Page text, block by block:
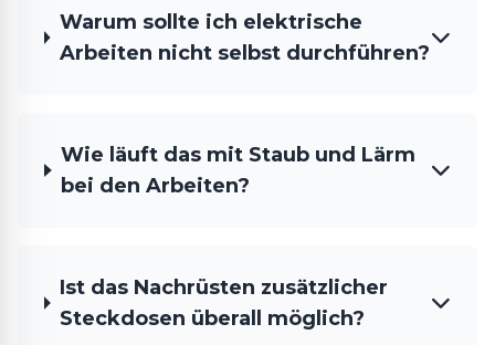
Warum sollte ich elektrische
Arbeiten nicht selbst durchführen?
Wie läuft das mit Staub und Lärm
bei den Arbeiten?
Ist das Nachrüsten zusätzlicher
Steckdosen überall möglich?